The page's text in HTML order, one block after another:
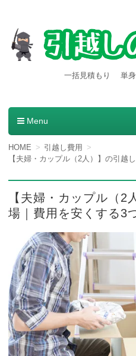
【引越しの達
引越し料金一括見積もりサ
一括見積もり 単
Menu
コンテンツへ移動
HOME
引越し費用
【夫婦・カップル（2
場｜費用を安くする3